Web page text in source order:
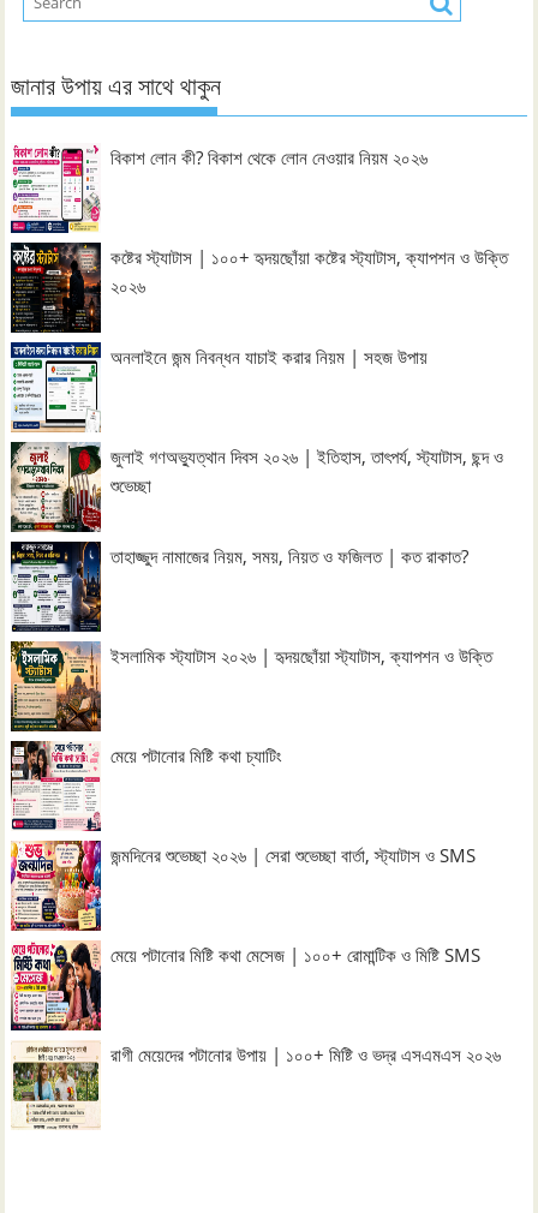
জানার উপায় এর সাথে থাকুন
বিকাশ লোন কী? বিকাশ থেকে লোন নেওয়ার নিয়ম ২০২৬
কষ্টের স্ট্যাটাস | ১০০+ হৃদয়ছোঁয়া কষ্টের স্ট্যাটাস, ক্যাপশন ও উক্তি
২০২৬
অনলাইনে জন্ম নিবন্ধন যাচাই করার নিয়ম | সহজ উপায়
জুলাই গণঅভ্যুত্থান দিবস ২০২৬ | ইতিহাস, তাৎপর্য, স্ট্যাটাস, ছন্দ ও
শুভেচ্ছা
তাহাজ্জুদ নামাজের নিয়ম, সময়, নিয়ত ও ফজিলত | কত রাকাত?
ইসলামিক স্ট্যাটাস ২০২৬ | হৃদয়ছোঁয়া স্ট্যাটাস, ক্যাপশন ও উক্তি
মেয়ে পটানোর মিষ্টি কথা চ্যাটিং
জন্মদিনের শুভেচ্ছা ২০২৬ | সেরা শুভেচ্ছা বার্তা, স্ট্যাটাস ও SMS
মেয়ে পটানোর মিষ্টি কথা মেসেজ | ১০০+ রোমান্টিক ও মিষ্টি SMS
রাগী মেয়েদের পটানোর উপায় | ১০০+ মিষ্টি ও ভদ্র এসএমএস ২০২৬